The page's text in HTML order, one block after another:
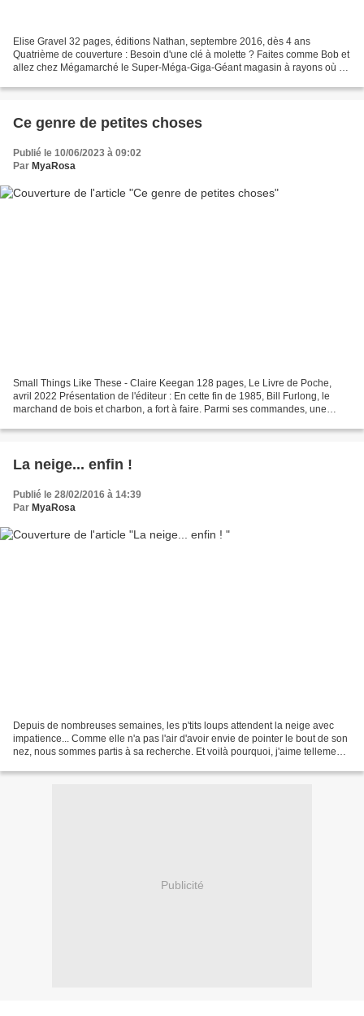
Elise Gravel 32 pages, éditions Nathan, septembre 2016, dès 4 ans
Quatrième de couverture : Besoin d'une clé à molette ? Faites comme Bob et
allez chez Mégamarché le Super-Méga-Giga-Géant magasin à rayons où on
Ce genre de petites choses
Publié le 10/06/2023 à 09:02
Par MyaRosa
Small Things Like These - Claire Keegan 128 pages, Le Livre de Poche,
avril 2022 Présentation de l'éditeur : En cette fin de 1985, Bill Furlong, le
marchand de bois et charbon, a fort à faire. Parmi ses commandes, une
La neige... enfin !
Publié le 28/02/2016 à 14:39
Par MyaRosa
Depuis de nombreuses semaines, les p'tits loups attendent la neige avec
impatience... Comme elle n'a pas l'air d'avoir envie de pointer le bout de son
nez, nous sommes partis à sa recherche. Et voilà pourquoi, j'aime tellement
Publicité